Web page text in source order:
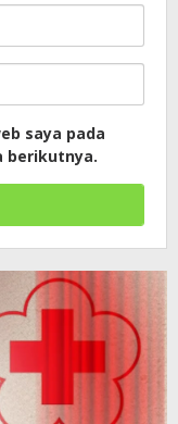
saya pada
berikutnya.